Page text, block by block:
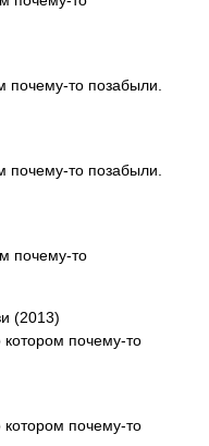
то позабыли.
то позабыли.
почему-то
(2013)
почему-то
почему-то